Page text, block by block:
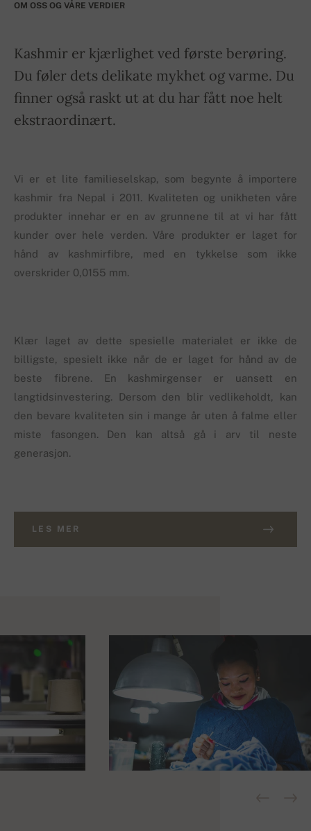
OM OSS OG VÅRE VERDIER
Kashmir er kjærlighet ved første berøring.
Du føler dets delikate mykhet og varme. Du
finner også raskt ut at du har fått noe helt
ekstraordinært.
Vi er et lite familieselskap, som begynte å importere
kashmir fra Nepal i 2011. Kvaliteten og unikheten våre
produkter innehar er en av grunnene til at vi har fått
kunder over hele verden. Våre produkter er laget for
hånd av kashmirfibre, med en tykkelse som ikke
overskrider 0,0155 mm.
Klær laget av dette spesielle materialet er ikke de
billigste, spesielt ikke når de er laget for hånd av de
beste fibrene. En kashmirgenser er uansett en
langtidsinvestering. Dersom den blir vedlikeholdt, kan
den bevare kvaliteten sin i mange år uten å falme eller
miste fasongen. Den kan altså gå i arv til neste
generasjon.
LES MER